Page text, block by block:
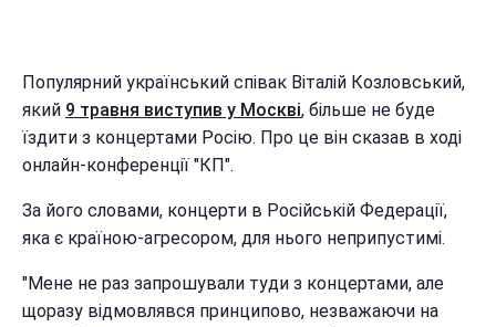
Популярний український співак Віталій Козловський,
який 9 травня виступив у Москві, більше не буде
їздити з концертами Росію. Про це він сказав в ході
онлайн-конференції "КП".
За його словами, концерти в Російській Федерації,
яка є країною-агресором, для нього неприпустимі.
"Мене не раз запрошували туди з концертами, але
щоразу відмовлявся принципово, незважаючи на